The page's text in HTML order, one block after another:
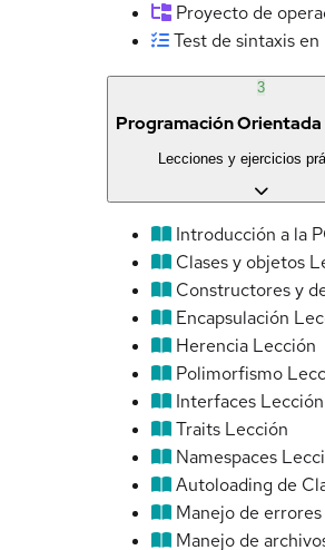
Proyecto de
Test de sintaxis en
3
Programación
Lecciones y ejercicios
Introducción a la
Clases y objetos
Constructores y
Encapsulación
Herencia Lección
Polimorfismo
Interfaces Lección
Traits Lección
Namespaces
Autoloading de
Manejo de
Manejo de